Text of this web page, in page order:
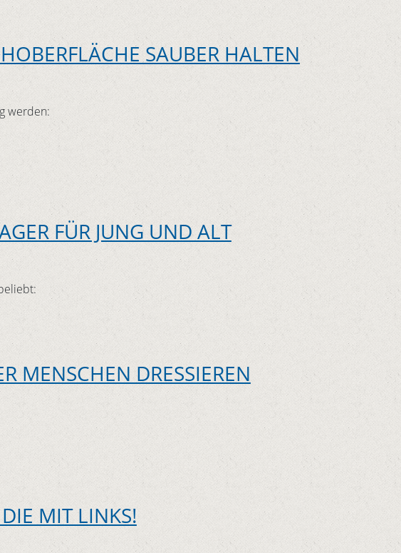
SAUBER HALTEN
werden:
FÜR JUNG UND ALT
MENSCHEN DRESSIEREN
MIT LINKS!